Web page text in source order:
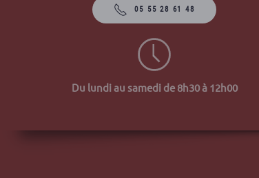
05 55 28 61 48
Du lundi au samedi de 8h30 à 12h00